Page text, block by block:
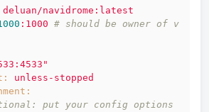
deluan/navidrome:latest
:1000 # should be owner of v
unless-stopped
put your config options